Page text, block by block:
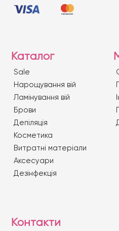
Каталог
Sale
Нарощування вій
Ламінування вій
Брови
Депіляція
Косметика
Витратні матеріали
Аксесуари
Дезінфекція
Контакти